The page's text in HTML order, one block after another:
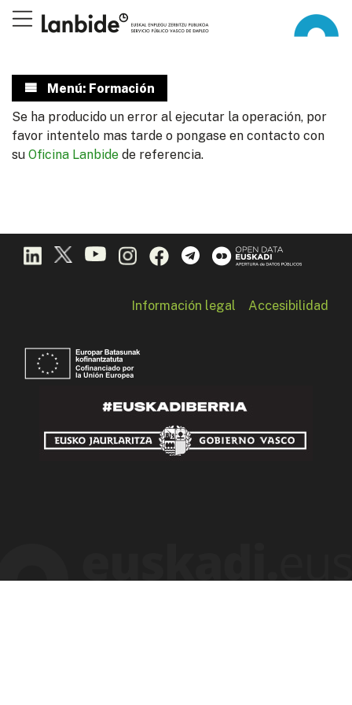
Menú: Formación
Se ha producido un error al ejecutar la operación, por
favor intentelo mas tarde o pongase en contacto con
su Oficina Lanbide de referencia.
Información legal Accesibilidad